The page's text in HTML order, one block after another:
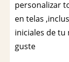
personalizar
en telas
iniciales de tu
guste